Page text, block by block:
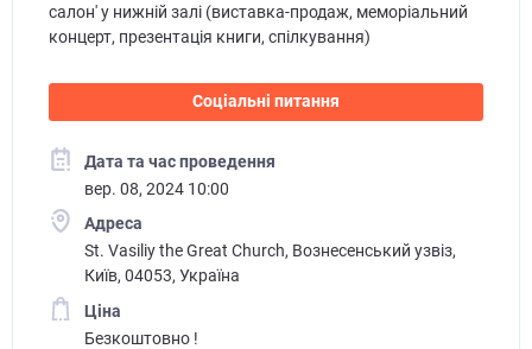
салон' у нижній залі (виставка-продаж, меморіальний
концерт, презентація книги, спілкування)
Соціальні питання
Дата та час проведення
вер. 08, 2024 10:00
Адреса
St. Vasiliy the Great Church, Вознесенський узвіз,
Київ, 04053, Україна
Ціна
Безкоштовно !